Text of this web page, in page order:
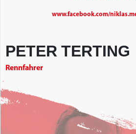
www.facebook.com/
PETER TERTING
Rennfahrer